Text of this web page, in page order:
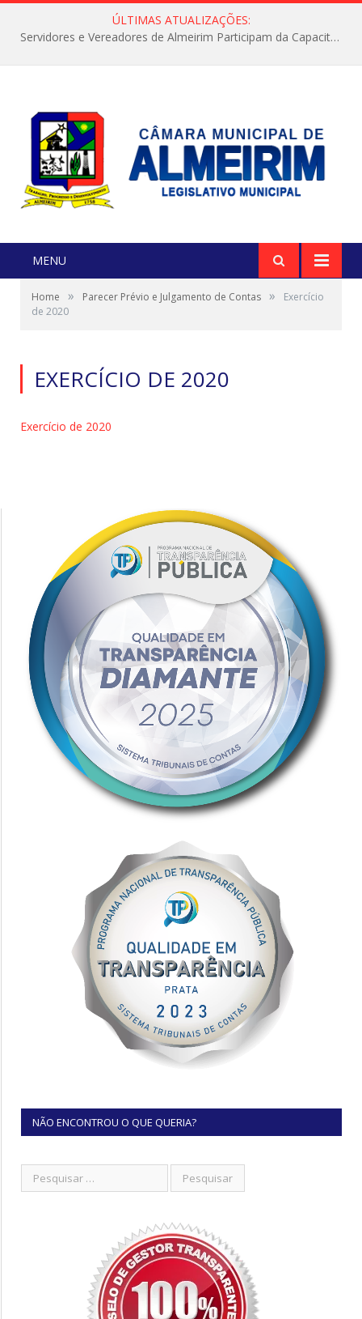
ÚLTIMAS ATUALIZAÇÕES:
Servidores e Vereadores de Almeirim Participam da Capacitação “Orientar é a Nossa Missão”
MENU
Home » Parecer Prévio e Julgamento de Contas »
Exercício
de 2020
EXERCÍCIO DE 2020
Exercício de 2020
NÃO ENCONTROU O QUE QUERIA?